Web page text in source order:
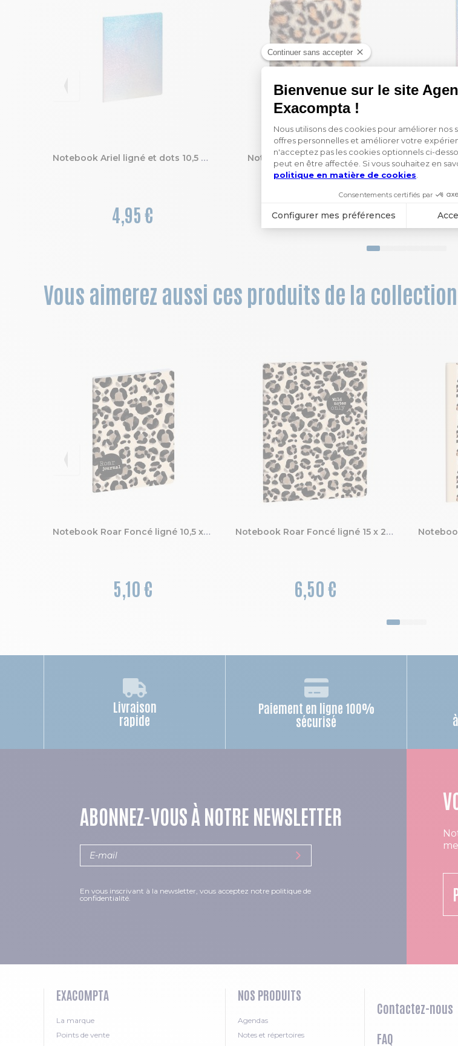
Notebook Ariel ligné et dots 10,5 x 15 cm
4,95 €
Notebook Léo ligné 15 x 21 cm
21,10 €
Vous aimerez aussi ces produits de la
Notebook Roar Foncé ligné 10,5 x 15 cm
5,10 €
Notebook Roar Foncé ligné 15 x 21 cm
6,50 €
Livraison
rapide
Paiement en ligne 100%
sécurisé
ABONNEZ-VOUS À NOTRE NEWSLETTER
En vous inscrivant à la newsletter, vous acceptez notre politique de
confidentialité.
EXACOMPTA
La marque
Points de vente
NOS PRODUITS
Agendas
Notes et répertoires
Contactez-nous
FAQ